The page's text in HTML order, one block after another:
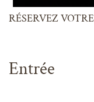
RÉSERVEZ
Entrée